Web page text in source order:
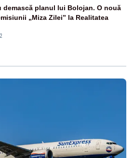
demască planul lui Bolojan. O nouă
„Miza Zilei” la Realitatea